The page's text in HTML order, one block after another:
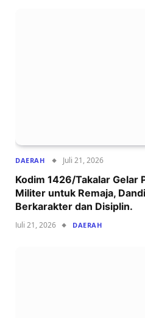
DAERAH Juli 21, 2026
Kodim 1426/Takalar Gelar
Militer untuk Remaja,
Berkarakter dan Disiplin.
Juli 21, 2026 DAERAH